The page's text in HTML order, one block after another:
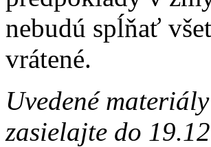
nebudú spĺňať
vrátené.
Uvedené
zasielajte do